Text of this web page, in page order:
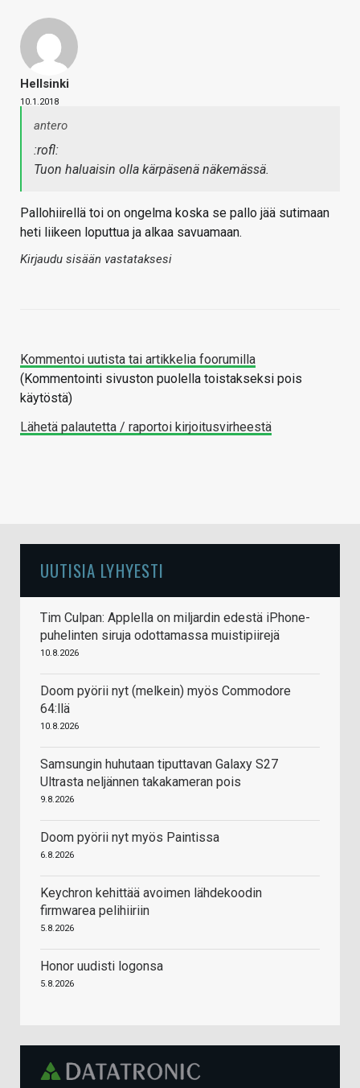
Hellsinki
10.1.2018
antero
:rofl:
Tuon haluaisin olla kärpäsenä näkemässä.
Pallohiirellä toi on ongelma koska se pallo jää sutimaan
heti liikeen loputtua ja alkaa savuamaan.
Kirjaudu sisään vastataksesi
Kommentoi uutista tai artikkelia foorumilla
(Kommentointi sivuston puolella toistakseksi pois
käytöstä)
Lähetä palautetta / raportoi kirjoitusvirheestä
UUTISIA LYHYESTI
Tim Culpan: Applella on miljardin edestä iPhone-
puhelinten siruja odottamassa muistipiirejä
10.8.2026
Doom pyörii nyt (melkein) myös Commodore
64:llä
10.8.2026
Samsungin huhutaan tiputtavan Galaxy S27
Ultrasta neljännen takakameran pois
9.8.2026
Doom pyörii nyt myös Paintissa
6.8.2026
Keychron kehittää avoimen lähdekoodin
firmwarea pelihiiriin
5.8.2026
Honor uudisti logonsa
5.8.2026